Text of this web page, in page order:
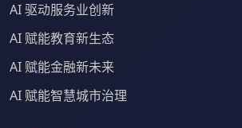
AI 驱动服务业创新
AI 赋能教育新生态
AI 赋能金融新未来
AI 赋能智慧城市治理